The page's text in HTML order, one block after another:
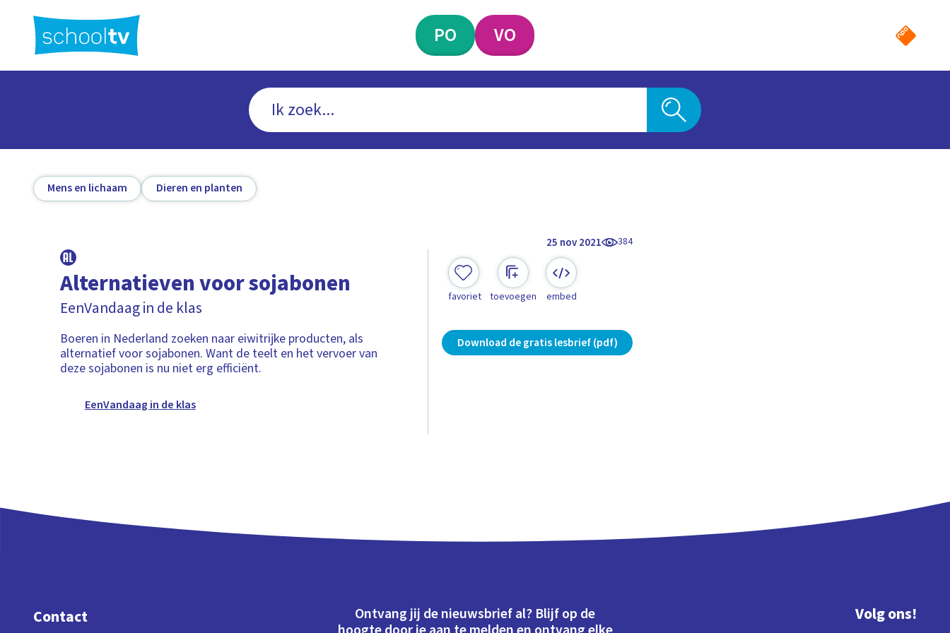
hoofdinhoud
PO VO
Mens en lichaam Dieren en planten
25 nov 2021 384
Alternatieven voor sojabonen
EenVandaag in de klas
Boeren in Nederland zoeken naar eiwitrijke producten, als
alternatief voor sojabonen. Want de teelt en het vervoer van
deze sojabonen is nu niet erg efficiënt.
EenVandaag in de klas
favoriet toevoegen embed
Download de gratis lesbrief (pdf)
Contact
Ontvang jij de nieuwsbrief al? Blijf op de
Volg ons!